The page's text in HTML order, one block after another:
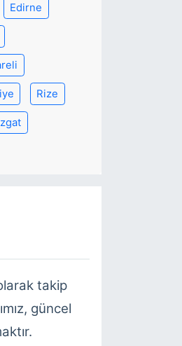
Edirne
Rize
takip
güncel